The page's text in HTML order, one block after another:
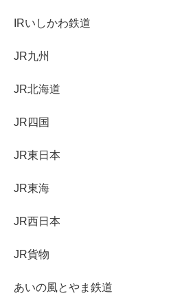
IRいしかわ鉄道
JR九州
JR北海道
JR四国
JR東日本
JR東海
JR西日本
JR貨物
あいの風とやま鉄道